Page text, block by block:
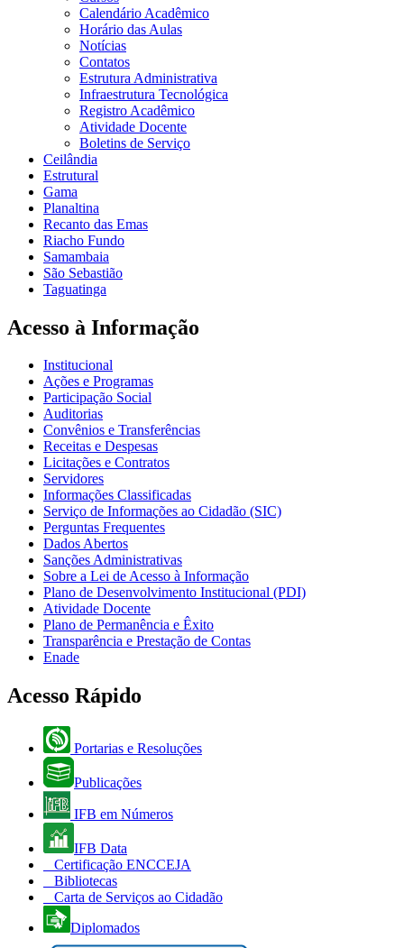
Calendário Acadêmico
Horário das Aulas
Notícias
Contatos
Estrutura Administrativa
Infraestrutura Tecnológica
Registro Acadêmico
Atividade Docente
Boletins de Serviço
Ceilândia
Estrutural
Gama
Planaltina
Recanto das Emas
Riacho Fundo
Samambaia
São Sebastião
Taguatinga
Acesso à Informação
Institucional
Ações e Programas
Participação Social
Auditorias
Convênios e Transferências
Receitas e Despesas
Licitações e Contratos
Servidores
Informações Classificadas
Serviço de Informações ao Cidadão (SIC)
Perguntas Frequentes
Dados Abertos
Sanções Administrativas
Sobre a Lei de Acesso à Informação
Plano de Desenvolvimento Institucional (PDI)
Atividade Docente
Plano de Permanência e Êxito
Transparência e Prestação de Contas
Enade
Acesso Rápido
Portarias e Resoluções
Publicações
IFB em Números
IFB Data
Certificação ENCCEJA
Bibliotecas
Carta de Serviços ao Cidadão
Diplomados